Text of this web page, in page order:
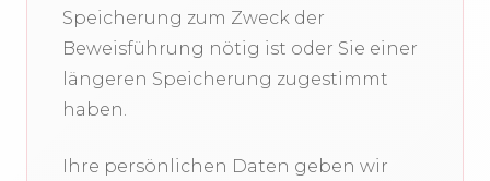
Speicherung zum Zweck der
Beweisführung nötig ist oder Sie einer
längeren Speicherung zugestimmt
haben.
Ihre persönlichen Daten geben wir